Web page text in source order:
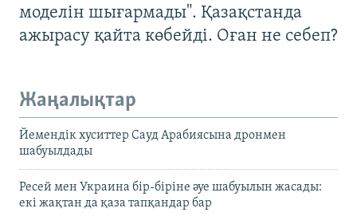
моделін шығармады". Қазақстанда
ажырасу қайта көбейді. Оған не себеп?
Жаңалықтар
Йемендік хуситтер Сауд Арабиясына дронмен
шабуылдады
Ресей мен Украина бір-біріне әуе шабуылын жасады:
екі жақтан да қаза тапқандар бар